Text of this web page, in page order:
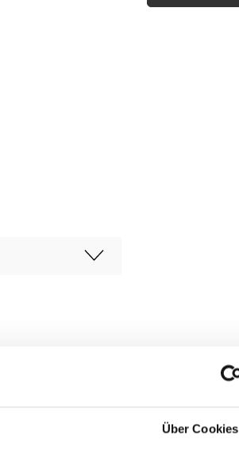
Über Cookies